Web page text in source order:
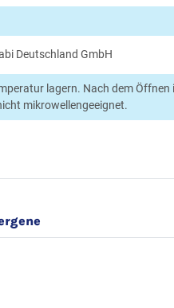
Deutschland GmbH
lagern. Nach dem
mikrowellengeeignet.